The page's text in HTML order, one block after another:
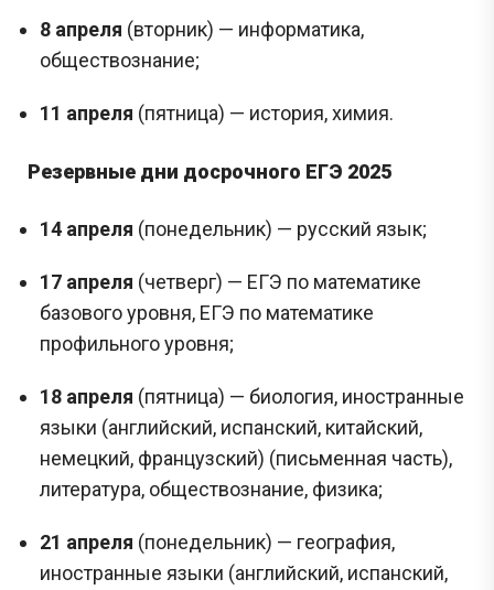
8 апреля (вторник) — информатика,
обществознание;
11 апреля (пятница) — история, химия.
Резервные дни досрочного ЕГЭ 2025
14 апреля (понедельник) — русский язык;
17 апреля (четверг) — ЕГЭ по математике
базового уровня, ЕГЭ по математике
профильного уровня;
18 апреля (пятница) — биология, иностранные
языки (английский, испанский, китайский,
немецкий, французский) (письменная часть),
литература, обществознание, физика;
21 апреля (понедельник) — география,
иностранные языки (английский, испанский,